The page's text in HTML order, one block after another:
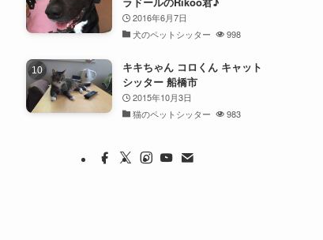
2016年6月7日
犬のペットシッター
998
キキちゃん コロくん キャット
シッター 船橋市
2015年10月3日
猫のペットシッター
983